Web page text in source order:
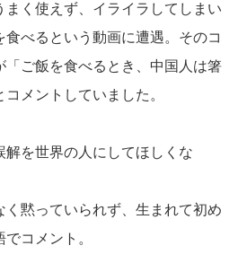
まく使えず、イライラしてしまい
食べるという動画に遭遇。そのコ
「ご飯を食べるとき、中国人は箸
メントしていました。
解を世界の人にしてほしくな
く黙っていられず、生まれて初め
コメント。